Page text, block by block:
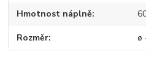
Hmotnost náplně
Rozměr ø